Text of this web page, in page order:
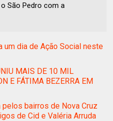
São Pedro com a
um dia de Ação Social neste
MAIS DE 10 MIL
E FÁTIMA BEZERRA EM
bairros de Nova Cruz
de Cid e Valéria Arruda